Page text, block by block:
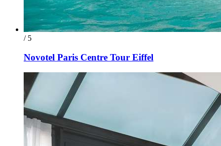
/ 5
Novotel Paris Centre Tour Eiffel